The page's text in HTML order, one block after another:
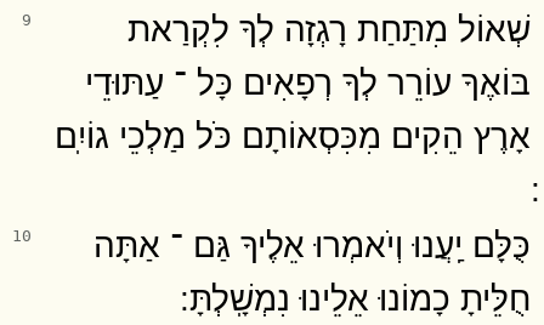
9
שְׁאוֹל מִתַּחַת רָגְזָה לְךָ לִקְרַאת
בּוֹאֶךָ עוֹרֵר לְךָ רְפָאִים כָּל ־ עַתּוּדֵי
אָרֶץ הֵקִים מִכִּסְאוֹתָם כֹּל מַלְכֵי גוֹיִֽם
10
כֻּלָּם יַֽעֲנוּ וְיֹאמְרוּ אֵלֶיךָ גַּם ־ אַתָּה
חֻלֵּיתָ כָמוֹנוּ אֵלֵינוּ נִמְשָֽׁלְתָּ ׃